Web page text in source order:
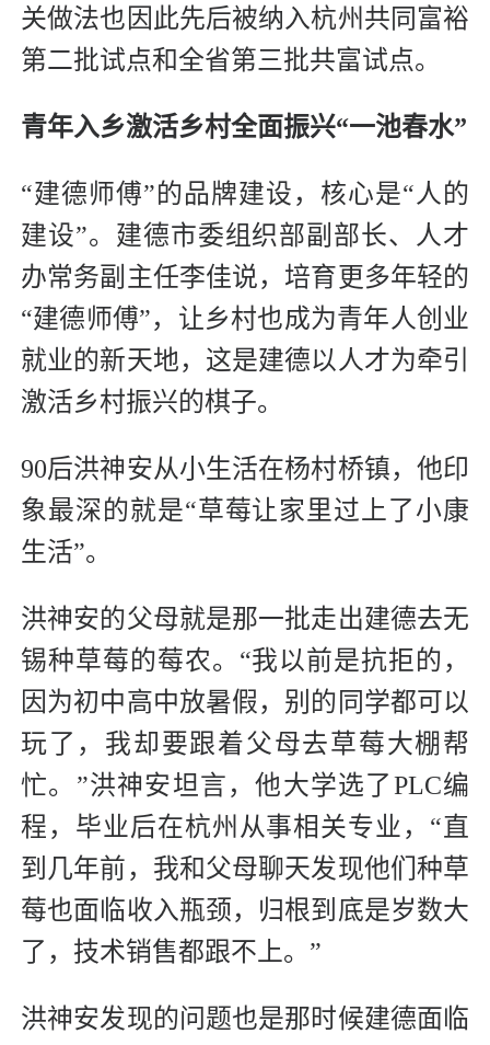
关做法也因此先后被纳入杭州共同富裕
第二批试点和全省第三批共富试点。
青年入乡激活乡村全面振兴“一池春水”
“建德师傅”的品牌建设，核心是“人的
建设”。建德市委组织部副部长、人才
办常务副主任李佳说，培育更多年轻的
“建德师傅”，让乡村也成为青年人创业
就业的新天地，这是建德以人才为牵引
激活乡村振兴的棋子。
90后洪神安从小生活在杨村桥镇，他印
象最深的就是“草莓让家里过上了小康
生活”。
洪神安的父母就是那一批走出建德去无
锡种草莓的莓农。“我以前是抗拒的，
因为初中高中放暑假，别的同学都可以
玩了，我却要跟着父母去草莓大棚帮
忙。”洪神安坦言，他大学选了PLC编
程，毕业后在杭州从事相关专业，“直
到几年前，我和父母聊天发现他们种草
莓也面临收入瓶颈，归根到底是岁数大
了，技术销售都跟不上。”
洪神安发现的问题也是那时候建德面临